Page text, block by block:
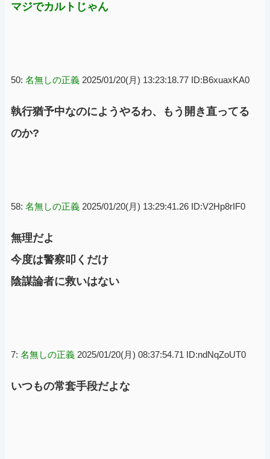
マジでカルトじゃん
50: 名無しの正義 2025/01/20(月) 13:23:18.77 ID:B6xuaxKA0
執行猶予中なのにようやるわ、もう開き直ってる
のか?
58: 名無しの正義 2025/01/20(月) 13:29:41.26 ID:V2Hp8rIF0
無理だよ
今度は警察叩くだけ
陰謀論者に救いはない
7: 名無しの正義 2025/01/20(月) 08:37:54.71 ID:ndNqZoUT0
いつもの常套手段だよな